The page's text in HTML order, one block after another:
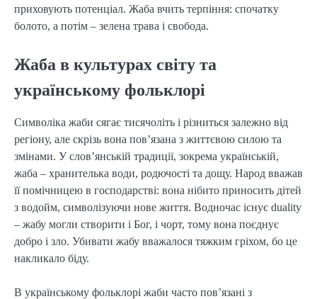
приховують потенціал. Жаба вчить терпіння: спочатку
болото, а потім – зелена трава і свобода.
Жаба в культурах світу та
українському фольклорі
Символіка жаби сягає тисячоліть і різниться залежно від
регіону, але скрізь вона пов’язана з життєвою силою та
змінами. У слов’янській традиції, зокрема українській,
жаба – хранителька води, родючості та дощу. Народ вважав
її помічницею в господарстві: вона нібито приносить дітей
з водойм, символізуючи нове життя. Водночас існує duality
– жабу могли створити і Бог, і чорт, тому вона поєднує
добро і зло. Убивати жабу вважалося тяжким гріхом, бо це
накликало біду.
В українському фольклорі жаби часто пов’язані з